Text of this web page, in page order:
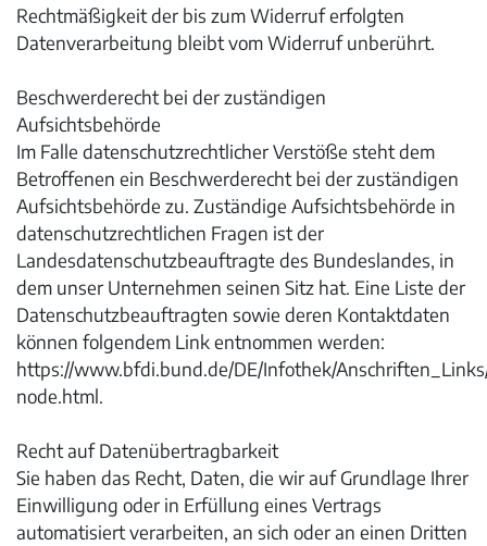
Rechtmäßigkeit der bis zum Widerruf erfolgten
Datenverarbeitung bleibt vom Widerruf unberührt.
Beschwerderecht bei der zuständigen
Aufsichtsbehörde
Im Falle datenschutzrechtlicher Verstöße steht dem
Betroffenen ein Beschwerderecht bei der zuständigen
Aufsichtsbehörde zu. Zuständige Aufsichtsbehörde in
datenschutzrechtlichen Fragen ist der
Landesdatenschutzbeauftragte des Bundeslandes, in
dem unser Unternehmen seinen Sitz hat. Eine Liste der
Datenschutzbeauftragten sowie deren Kontaktdaten
können folgendem Link entnommen werden:
https://www.bfdi.bund.de/DE/Infothek/
node.html.
Recht auf Datenübertragbarkeit
Sie haben das Recht, Daten, die wir auf Grundlage Ihrer
Einwilligung oder in Erfüllung eines Vertrags
automatisiert verarbeiten, an sich oder an einen Dritten